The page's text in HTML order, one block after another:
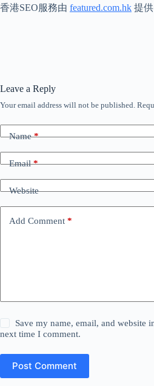
香港SEO服務由 featured.com.hk 提供
Leave a Reply
Your email address will not be published.
Name*
Email*
Website
Add Comment *
Save my name, email, and website
next time I comment.
Post Comment